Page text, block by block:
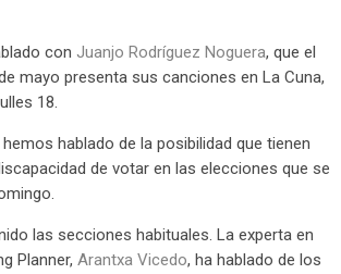
con Juanjo Rodríguez Noguera, que el
mayo presenta sus canciones en La Cuna,
18.
hemos hablado de la posibilidad que tienen
de votar en las elecciones que se
las secciones habituales. La experta en
Planner, Arantxa Vicedo, ha hablado de los